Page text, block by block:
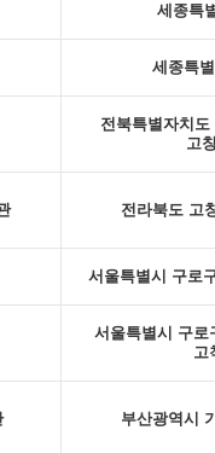
세종특
세종특
전북특별자치
고
전라북도 고
서울특별시 구로
서울특별시 구로
고
부산광역시